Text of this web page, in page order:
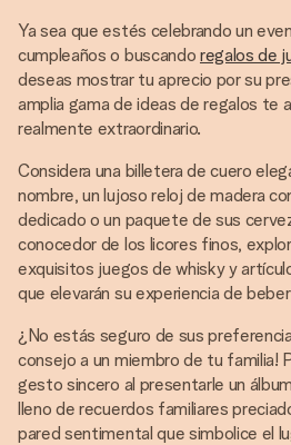
Ya sea que estés celebrando un
cumpleaños o buscando regalos de
deseas mostrar tu aprecio por su
amplia gama de ideas de regalos te
realmente extraordinario.
Considera una billetera de cuero
nombre, un lujoso reloj de madera
dedicado o un paquete de sus
conocedor de los licores finos,
exquisitos juegos de whisky y
que elevarán su experiencia de
¿No estás seguro de sus
consejo a un miembro de tu familia!
gesto sincero al presentarle un
lleno de recuerdos familiares
pared sentimental que simbolice el